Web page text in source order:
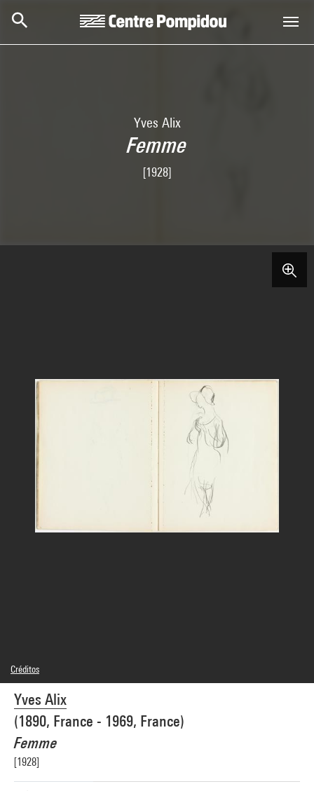
Yves Alix
Femme
[1928]
Yves Alix
(1890, France - 1969, France)
Femme
[1928]
Créditos
© Adagp, Paris
Créditos fotográficos : Centre Pompidou, MNAM-CCI/Bertrand Prévost/Dist.
GrandPalaisRmn
Referencia de la imagen : 4N79601
Difusión de la imagen :